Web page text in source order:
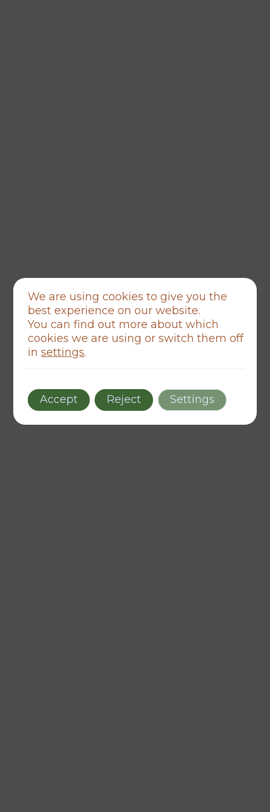
We are using cookies to give you the
best experience on our website.
You can find out more about which
cookies we are using or switch them off
insettings.
Accept Reject Settings